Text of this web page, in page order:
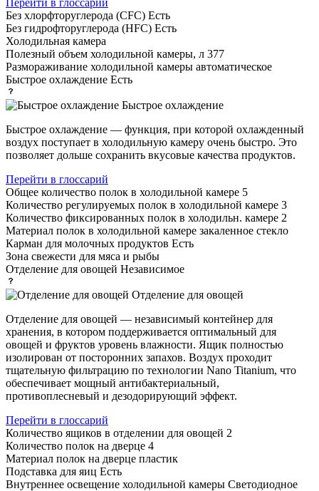
Без хлорфторуглерода (CFC) Есть
Без гидрофторуглерода (HFC) Есть
Холодильная камера
Полезный объем холодильной камеры, л 377
Размораживание холодильной камеры автоматическое
Быстрое охлаждение Есть
Быстрое охлаждение
Быстрое охлаждение — функция, при которой охлажденный
воздух поступает в холодильную камеру очень быстро. Это
позволяет дольше сохранить вкусовые качества продуктов.
Перейти в глоссарий
Общее количество полок в холодильной камере 5
Количество регулируемых полок в холодильной камере 3
Количество фиксированных полок в холодильн. камере 2
Материал полок в холодильной камере закаленное стекло
Карман для молочных продуктов Есть
Зона свежести для мяса и рыбы
Отделение для овощей Независимое
Отделение для овощей
Отделение для овощей — независимый контейнер для
хранения, в котором поддерживается оптимальный для
овощей и фруктов уровень влажности. Ящик полностью
изолирован от посторонних запахов. Воздух проходит
тщательную фильтрацию по технологии Nano Titanium, что
обеспечивает мощный антибактериальный,
противоплесневый и дезодорирующий эффект.
Перейти в глоссарий
Количество ящиков в отделении для овощей 2
Количество полок на дверце 4
Материал полок на дверце пластик
Подставка для яиц Есть
Внутреннее освещение холодильной камеры Светодиодное